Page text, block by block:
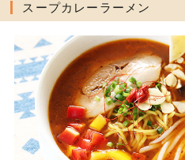
スープカレーラーメン